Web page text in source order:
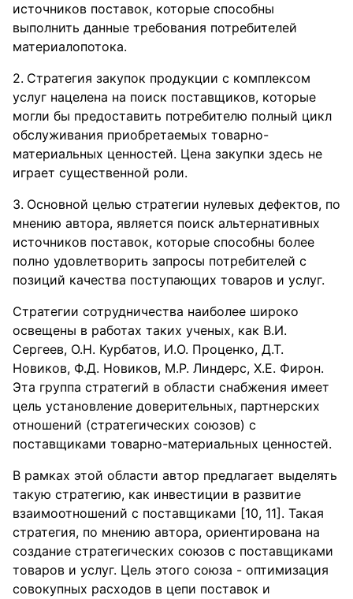
источников поставок, которые способны
выполнить данные требования потребителей
материалопотока.
Стратегия закупок продукции с комплексом
услуг нацелена на поиск поставщиков, которые
могли бы предоставить потребителю полный цикл
обслуживания приобретаемых товарно-
материальных ценностей. Цена закупки здесь не
играет существенной роли.
Основной целью стратегии нулевых дефектов, по
мнению автора, является поиск альтернативных
источников поставок, которые способны более
полно удовлетворить запросы потребителей с
позиций качества поступающих товаров и услуг.
Стратегии сотрудничества наиболее широко
освещены в работах таких ученых, как В.И.
Сергеев, О.Н. Курбатов, И.О. Проценко, Д.Т.
Новиков, Ф.Д. Новиков, М.Р. Линдерс, Х.Е. Фирон.
Эта группа стратегий в области снабжения имеет
цель установление доверительных, партнерских
отношений (стратегических союзов) с
поставщиками товарно-материальных ценностей.
В рамках этой области автор предлагает выделять
такую стратегию, как инвестиции в развитие
взаимоотношений с поставщиками [10, 11]. Такая
стратегия, по мнению автора, ориентирована на
создание стратегических союзов с поставщиками
товаров и услуг. Цель этого союза - оптимизация
совокупных расходов в цепи поставок и